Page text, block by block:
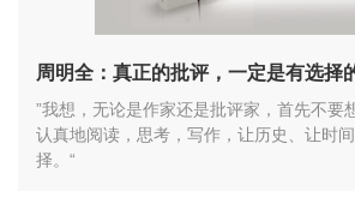
周明全：真正的批评，一定是有选择
”我想，无论是作家还是批评家，首先不要想
认真地阅读，思考，写作，让历史、让时
择。“